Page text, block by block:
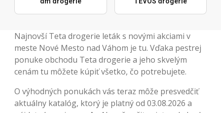
Najnovší Teta drogerie leták s novými akciami v
meste Nové Mesto nad Váhom je tu. Vďaka pestrej
ponuke obchodu Teta drogerie a jeho skvelým
cenám tu môžete kúpiť všetko, čo potrebujete.
O výhodných ponukách vás teraz môže presvedčiť
aktuálny katalóg, ktorý je platný od 03.08.2026 a